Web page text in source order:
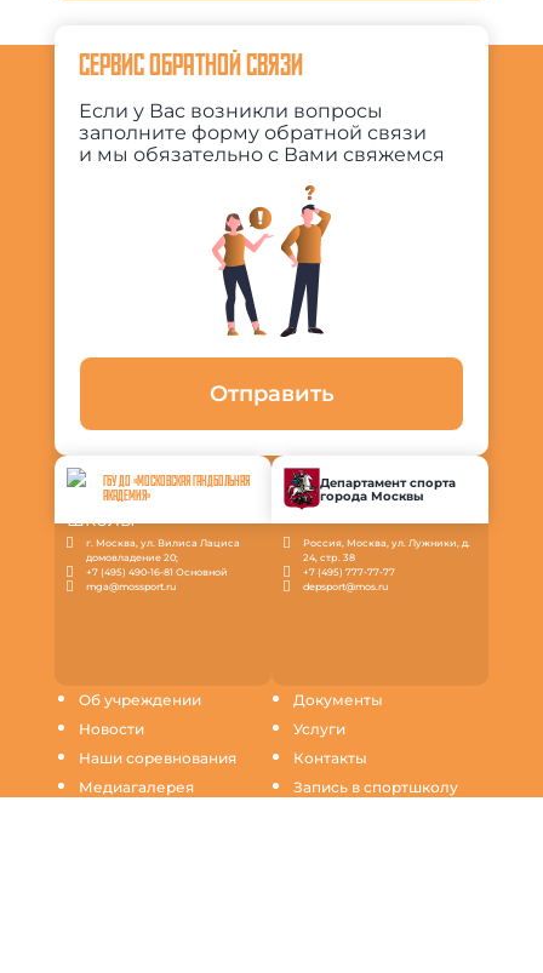
Об учреждении
Новости
Наши соревнования
Медиагалерея
Документы
Услуги
Контакты
Запись в спортшколу
СЕРВИС ОБРАТНОЙ СВЯЗИ
Если у Вас возникли вопросы
заполните форму обратной связи
и мы обязательно с Вами свяжемся
Отправить
ГБУ ДО «МОСКОВСКАЯ ГАНДБОЛЬНАЯ
АКАДЕМИЯ»
г. Москва, ул. Вилиса Лациса
домовладение 20;
+7 (495) 490-16-81 Основной
mga@mossport.ru
Департамент спорта
города Москвы
Россия, Москва, ул. Лужники, д.
24, стр. 38
+7 (495) 777-77-77
depsport@mos.ru